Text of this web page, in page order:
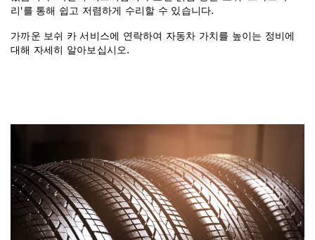
리'를 통해 쉽고 저렴하게 수리할 수 있습니다.
가까운 보쉬 카 서비스에 연락하여 자동차 가치를 높이는 정비에
대해 자세히 알아보십시오.